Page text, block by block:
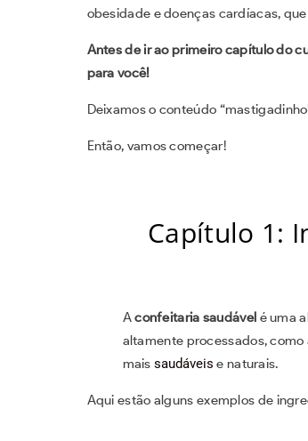
obesidade e doenças cardíacas,
Antes de ir ao primeiro capítulo do
para você!
Deixamos o conteúdo
Então, vamos começar!
Capítulo 1:
Aconfeitaria saudável é uma
altamente processados,
maissaudáveis e naturais.
Aqui estão alguns exemplos de